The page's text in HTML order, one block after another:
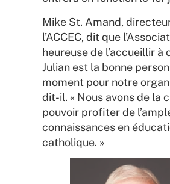
Mike St. Amand,
l’ACCEC, dit que
heureuse de l’accueillir à
Julian est la bonne
moment pour notre
dit-il. « Nous avons de la
pouvoir profiter de
connaissances en
catholique. »